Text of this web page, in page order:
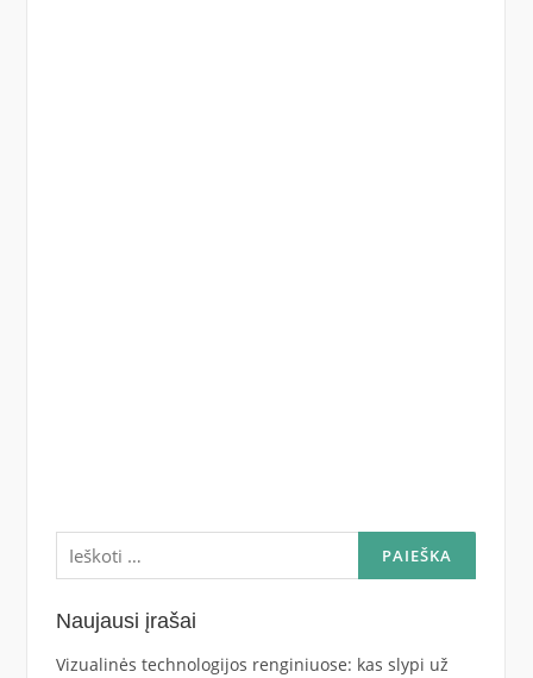
Ieškoti:
Naujausi įrašai
Vizualinės technologijos renginiuose: kas slypi už